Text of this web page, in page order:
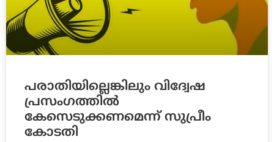
പരാതിയില്ലെങ്കിലും വിദ്വേഷ
പ്രസംഗത്തില്‍
കേസെടുക്കണമെന്ന് സുപ്രീം
കോടതി